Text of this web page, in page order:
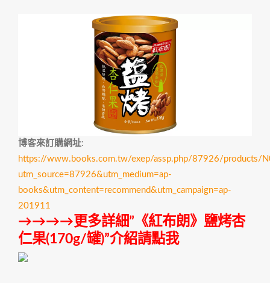
博客來訂購網址:
https://www.books.com.tw/exep/assp.php/87926/products/
utm_source=87926&utm_medium=ap-
books&utm_content=recommend&utm_campaign=ap-
201911
→→→→更多詳細”《紅布朗》鹽烤杏
仁果(170g/罐)”介紹請點我